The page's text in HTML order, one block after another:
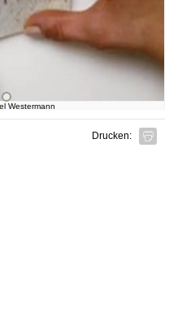
Westermann
Drucken: